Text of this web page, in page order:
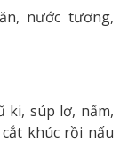
nước tương,
ki, súp lơ, nấm,
khúc rồi nấu